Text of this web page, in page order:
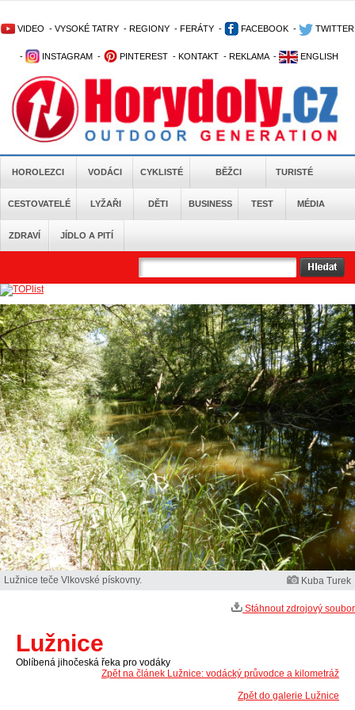
VIDEO - VYSOKÉ TATRY - REGIONY - FERÁTY - FACEBOOK - TWITTER
- INSTAGRAM - PINTEREST - KONTAKT - REKLAMA - ENGLISH
HOROLEZCI VODÁCI CYKLISTÉ BĚŽCI TURISTÉ
CESTOVATELÉ LYŽAŘI DĚTI BUSINESS TEST MÉDIA
ZDRAVÍ JÍDLO A PITÍ
Lužnice teče Vlkovské pískovny. Kuba Turek
Stáhnout zdrojový soubor
Lužnice
Oblíbená jihočeská řeka pro vodáky
Zpět na článek Lužnice: vodácký průvodce a kilometráž
Zpět do galerie Lužnice